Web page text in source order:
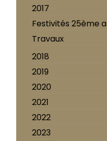
2017
Festivités 25ème
Travaux
2018
2019
2020
2021
2022
2023